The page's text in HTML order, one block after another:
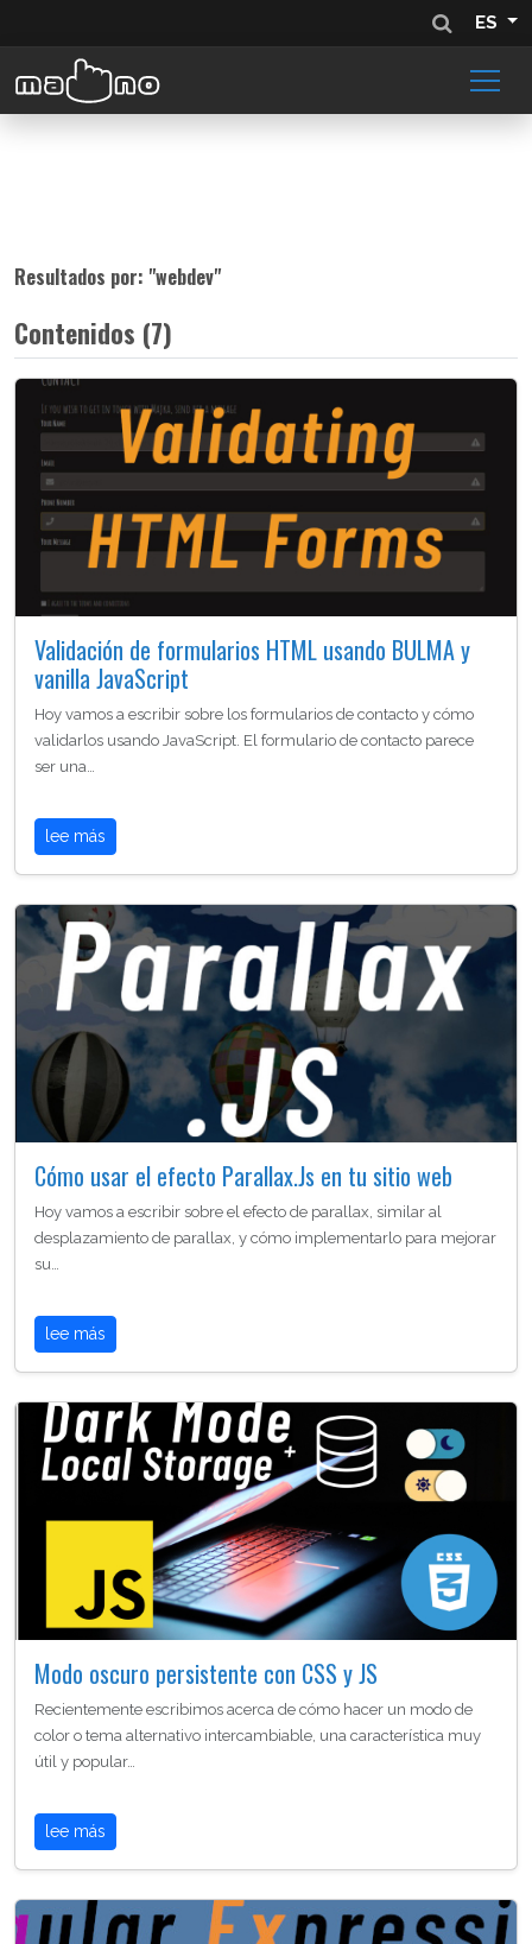
ES
Resultados por: "webdev"
Contenidos (7)
Validación de formularios HTML usando BULMA y
vanilla JavaScript
Hoy vamos a escribir sobre los formularios de contacto y cómo
validarlos usando JavaScript. El formulario de contacto parece
ser una…
lee más
Cómo usar el efecto Parallax.Js en tu sitio web
Hoy vamos a escribir sobre el efecto de parallax, similar al
desplazamiento de parallax, y cómo implementarlo para mejorar
su…
lee más
Modo oscuro persistente con CSS y JS
Recientemente escribimos acerca de cómo hacer un modo de
color o tema alternativo intercambiable, una característica muy
útil y popular…
lee más